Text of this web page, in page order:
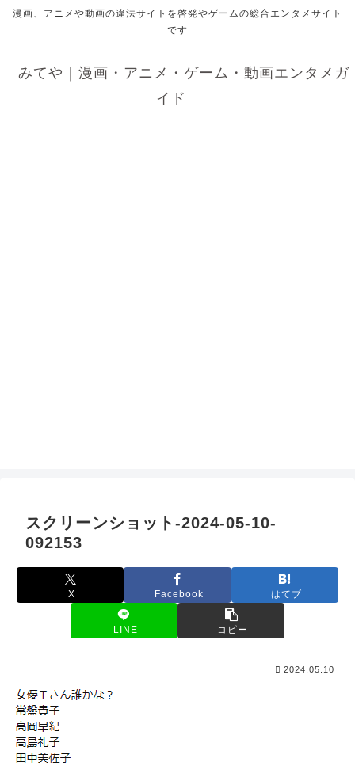
漫画、アニメや動画の違法サイトを啓発やゲームの総合エンタメサイト
です
みてや｜漫画・アニメ・ゲーム・動画エンタメガ
イド
スクリーンショット-2024-05-10-
092153
X Facebook はてブ
LINE コピー
2024.05.10